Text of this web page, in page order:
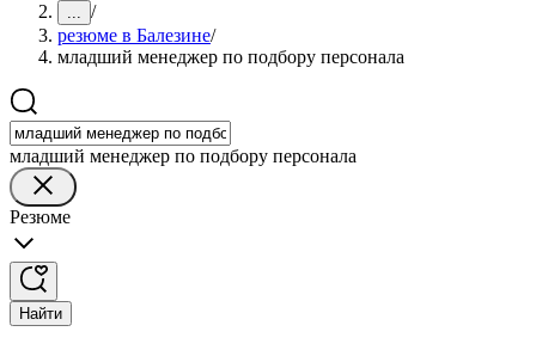
... /
резюме в Балезине/
младший менеджер по подбору персонала
младший менеджер по подбору персонала
Резюме
Найти